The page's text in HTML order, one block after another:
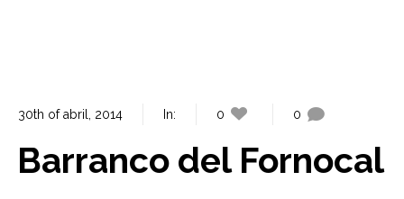
30th of abril, 2014 In: 0 0
Barranco del Fornocal